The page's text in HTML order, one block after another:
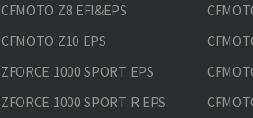
CFMOTO Z8 EFI&EPS
CFMOTO Z10 EPS
ZFORCE 1000 SPORT EPS
ZFORCE 1000 SPORT R EPS